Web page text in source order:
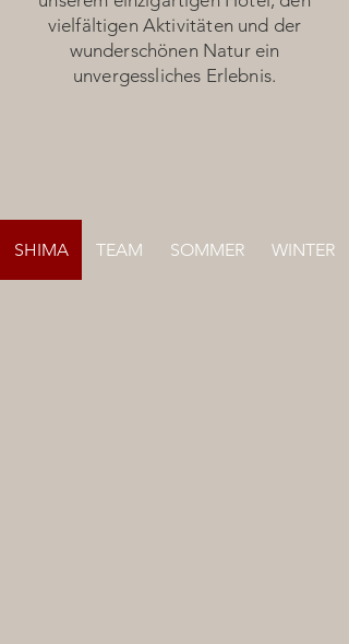
vielfältigen Aktivitäten und der
wunderschönen Natur ein
unvergessliches Erlebnis.
SHIMA TEAM SOMMER WINTER